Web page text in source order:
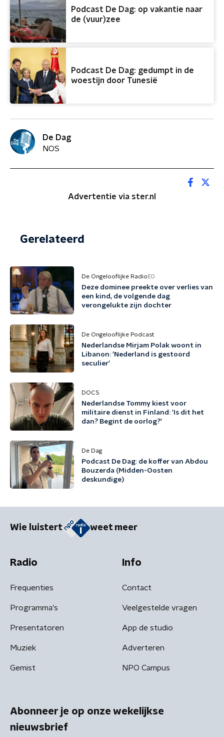
Podcast De Dag: op vakantie naar
de (vuur)zee
Podcast De Dag: gedumpt in de
woestijn door Tunesië
De Dag
NOS
Advertentie via ster.nl
Gerelateerd
De Ongelooflijke Radio EO
Deze dominee preekte over verlies van
een kind, de volgende dag
verongelukte zijn dochter
De Ongelooflijke Podcast
Nederlandse Mirjam Polak woont in
Libanon: 'Nederland is gestoord
seculier'
DOCS
Nederlandse Tommy kiest voor
militaire dienst in Finland: 'Is dit het
dan? Begint de oorlog?'
De Dag
Podcast De Dag: de koffer van Abdou
Bouzerda (Midden-Oosten
deskundige)
Wie luistert weet meer
Radio
Frequenties
Programma's
Presentatoren
Muziek
Gemist
Info
Contact
Veelgestelde vragen
App de studio
Adverteren
NPO Campus
Abonneer je op onze wekelijkse
nieuwsbrief